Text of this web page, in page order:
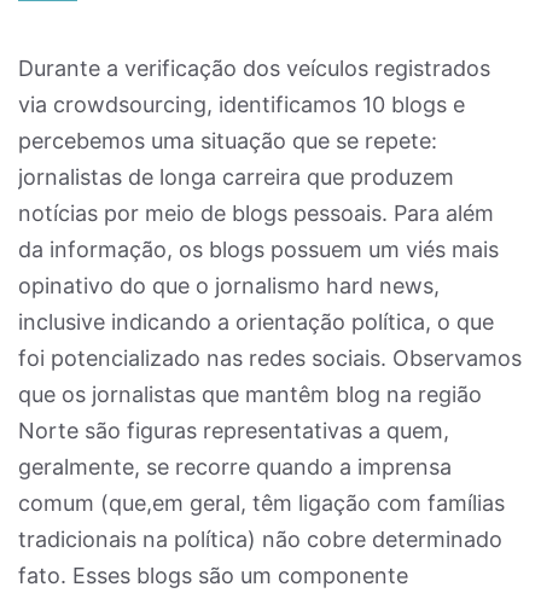
Durante a verificação dos veículos registrados
via crowdsourcing, identificamos 10 blogs e
percebemos uma situação que se repete:
jornalistas de longa carreira que produzem
notícias por meio de blogs pessoais. Para além
da informação, os blogs possuem um viés mais
opinativo do que o jornalismo hard news,
inclusive indicando a orientação política, o que
foi potencializado nas redes sociais. Observamos
que os jornalistas que mantêm blog na região
Norte são figuras representativas a quem,
geralmente, se recorre quando a imprensa
comum (que,em geral, têm ligação com famílias
tradicionais na política) não cobre determinado
fato. Esses blogs são um componente